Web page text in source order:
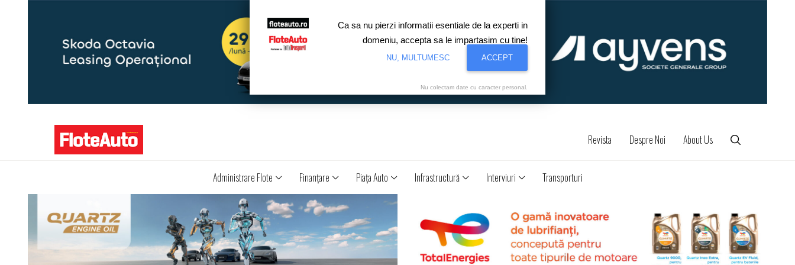
Revista Despre Noi About Us
Administrare Flote Finanţare Piaţa Auto Infrastructură Interviuri Transporturi
Ca sa nu pierzi informatii esentiale de la experti in
domeniu, accepta sa le impartasim cu tine!
NU, MULTUMESC ACCEPT
Nu colectam date cu caracter personal.